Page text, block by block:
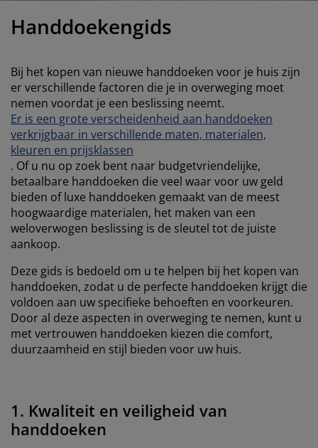
strijken
Handdoekengids
Bij het kopen van nieuwe handdoeken voor je huis zijn
er verschillende factoren die je in overweging moet
nemen voordat je een beslissing neemt.
Er is een grote verscheidenheid aan handdoeken
verkrijgbaar in verschillende maten, materialen,
kleuren en prijsklassen
. Of u nu op zoek bent naar budgetvriendelijke,
betaalbare handdoeken die veel waar voor uw geld
bieden of luxe handdoeken gemaakt van de meest
hoogwaardige materialen, het maken van een
weloverwogen beslissing is de sleutel tot de juiste
aankoop.
Deze gids is bedoeld om u te helpen bij het kopen van
handdoeken, zodat u de perfecte handdoeken krijgt die
voldoen aan uw specifieke behoeften en voorkeuren.
Door al deze aspecten in overweging te nemen, kunt u
met vertrouwen handdoeken kiezen die comfort,
duurzaamheid en stijl bieden voor uw huis.
1. Kwaliteit en veiligheid van
handdoeken